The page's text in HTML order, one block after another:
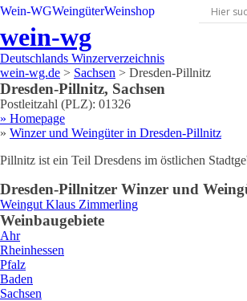
Wein-WGWeingüterWeinshop
wein-wg
Deutschlands Winzerverzeichnis
wein-wg.de > Sachsen > Dresden-Pillnitz
Dresden-Pillnitz, Sachsen
Postleitzahl (PLZ): 01326
» Homepage
» Winzer und Weingüter in Dresden-Pillnitz
Pillnitz ist ein Teil Dresdens im östlichen
Dresden-Pillnitzer Winzer und
Weingut Klaus Zimmerling
Weinbaugebiete
Ahr
Rheinhessen
Pfalz
Baden
Sachsen